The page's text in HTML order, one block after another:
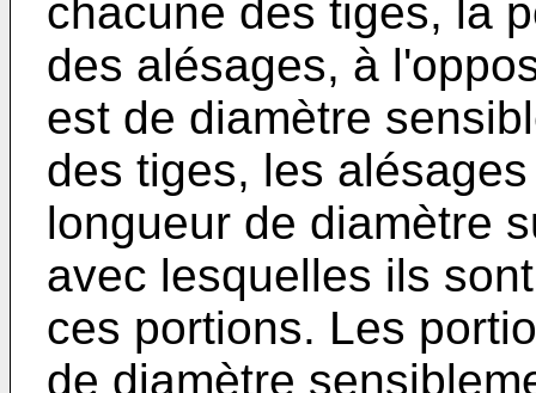
chacune des tiges, la
des alésages, à
est de diamètre
des tiges, les
longueur de diamètre
avec lesquelles ils
ces portions. Les
de diamètre